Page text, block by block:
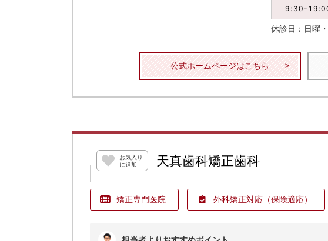
9:30-
休診日：日曜
公式ホームページはこちら
お気入り
に追加
天真歯科矯正歯科
矯正専門医院 外科矯正対応（保険適応）